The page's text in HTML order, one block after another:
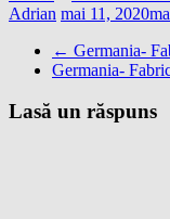
Adrian mai 11, 2020
← Germania-
Germania-
Lasă un răspuns